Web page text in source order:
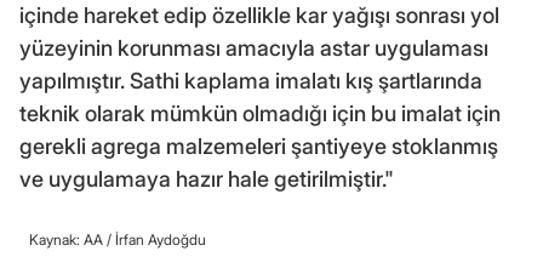
içinde hareket edip özellikle kar yağışı sonrası yol
yüzeyinin korunması amacıyla astar uygulaması
yapılmıştır. Sathi kaplama imalatı kış şartlarında
teknik olarak mümkün olmadığı için bu imalat için
gerekli agrega malzemeleri şantiyeye stoklanmış
ve uygulamaya hazır hale getirilmiştir."
Kaynak: AA / İrfan Aydoğdu